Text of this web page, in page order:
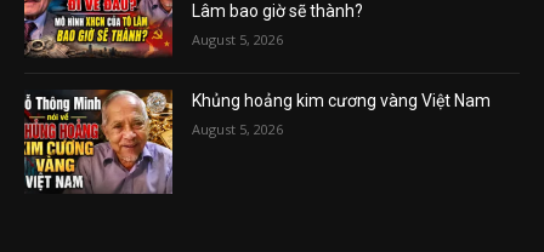
Lâm bao giờ sẽ thành?
August 5, 2026
Khủng hoảng kim cương vàng Việt Nam
August 5, 2026